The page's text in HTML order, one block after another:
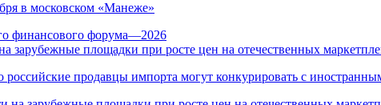
в московском «Манеже»
зарубежные площадки при росте цен на отечественных
российские продавцы импорта могут конкурировать с